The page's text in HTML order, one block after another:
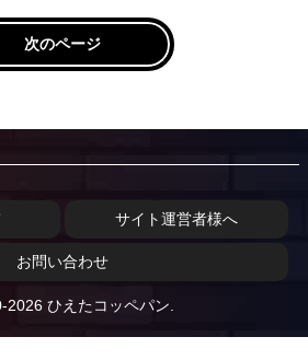
次のページ
サイト運営者様へ
お問い合わせ
ひえたコッペパン.